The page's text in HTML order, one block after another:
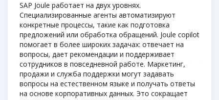
SAP Joule работает на двух уровнях.
Специализированные агенты автоматизируют
конкретные процессы, такие как подготовка
предложений или обработка обращений. Joule copilot
помогает в более широких задачах: отвечает на
вопросы, дает рекомендации и поддерживает
сотрудников в повседневной работе. Маркетинг,
продажи и служба поддержки могут задавать
вопросы на естественном языке и получать ответы
на основе корпоративных данных. Это сокращает